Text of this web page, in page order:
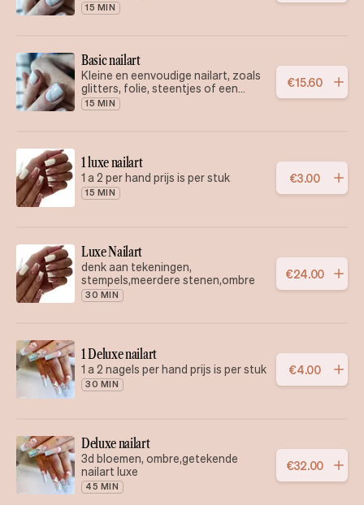
15 MIN
Basic nailart
Kleine en eenvoudige nailart, zoals
glitters, folie, steentjes of een
simpel detail op enkele nagels. 10
nagels is 8 betalen, denk aan
15 MIN
€15.60
1 luxe nailart
1 a 2 per hand prijs is per stuk
15 MIN
€3.00
Luxe Nailart
denk aan tekeningen,
stempels,meerdere stenen,ombre
30 MIN
€24.00
1 Deluxe nailart
1 a 2 nagels per hand prijs is per stuk
30 MIN
€4.00
Deluxe nailart
3d bloemen, ombre,getekende
nailart luxe
45 MIN
€32.00